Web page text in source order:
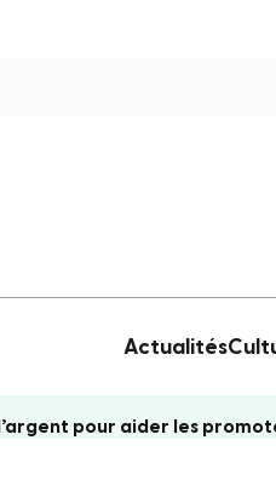
Actualités
pour aider les